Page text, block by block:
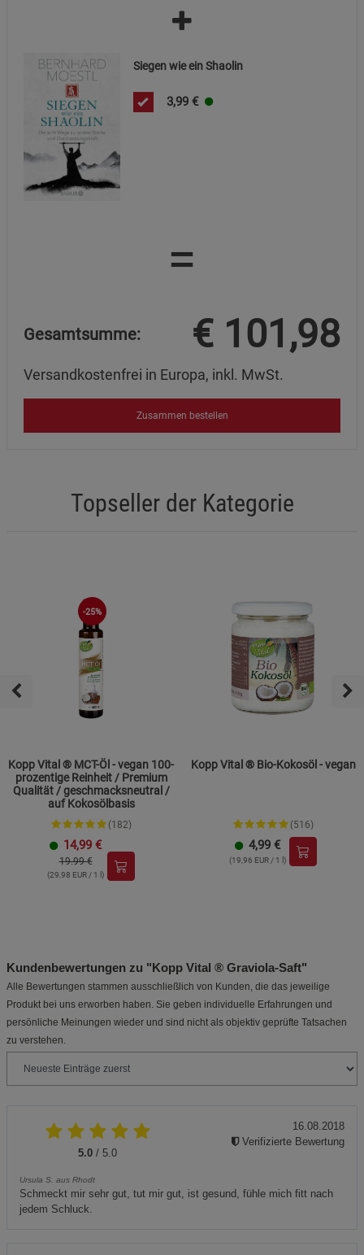
Siegen wie ein Shaolin
3,99 €
=
Gesamtsumme: € 101,98
Versandkostenfrei in Europa, inkl. MwSt.
Zusammen bestellen
Topseller der Kategorie
-25%
Kopp Vital ® MCT-Öl - vegan 100-
prozentige Reinheit / Premium
Qualität / geschmacksneutral /
auf Kokosölbasis
(182)
14,99 €
19.99 €
(29,98 EUR / 1 l)
Kopp Vital ® Bio-Kokosöl - vegan
(516)
4,99 €
(19,96 EUR / 1 l)
Kundenbewertungen zu "Kopp Vital ® Graviola-Saft"
Alle Bewertungen stammen ausschließlich von Kunden, die das jeweilige
Produkt bei uns erworben haben. Sie geben individuelle Erfahrungen und
persönliche Meinungen wieder und sind nicht als objektiv geprüfte Tatsachen
zu verstehen.
5.0 / 5.0
Ursula S. aus Rhodt
Schmeckt mir sehr gut, tut mir gut, ist gesund, fühle mich fitt nach
jedem Schluck.
16.08.2018
Verifizierte Bewertung